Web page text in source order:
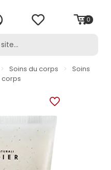
0
> Soins du corps >
Soins